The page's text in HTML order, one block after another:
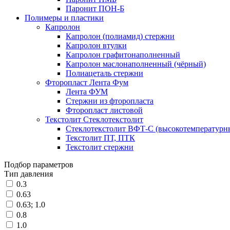
Паронит ПОН-Б
Полимеры и пластики
Капролон
Капролон (полиамид) стержни
Капролон втулки
Капролон графитонаполненный
Капролон маслонаполненный (чёрный)
Полиацеталь стержни
Фторопласт Лента Фум
Лента ФУМ
Стержни из фторопласта
Фторопласт листовой
Текстолит Стеклотекстолит
Стеклотекстолит ВФТ-С
Текстолит ПТ, ПТК
Текстолит стержни
Подбор параметров
Тип давления
0.3
0.63
0.63; 1.0
0.8
1.0